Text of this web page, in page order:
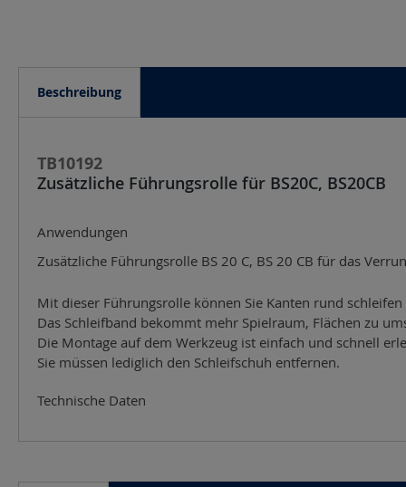
Beschreibung
TB10192
Zusätzliche Führungsrolle für BS20C, BS20CB
Anwendungen
Zusätzliche Führungsrolle BS 20 C, BS 20 CB für das
Mit dieser Führungsrolle können Sie Kanten rund
Das Schleifband bekommt mehr Spielraum, Flächen zu
Die Montage auf dem Werkzeug ist einfach und schnell
Sie müssen lediglich den Schleifschuh entfernen.
Technische Daten